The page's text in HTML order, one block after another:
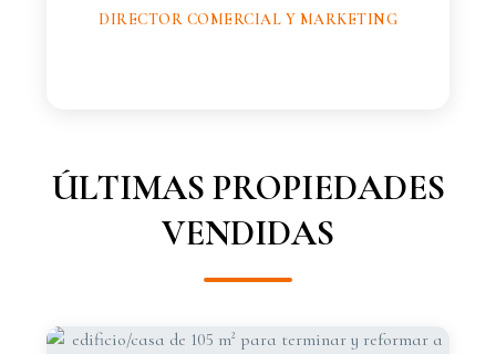
DIRECTOR COMERCIAL Y MARKETING
ÚLTIMAS PROPIEDADES
VENDIDAS